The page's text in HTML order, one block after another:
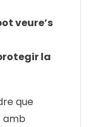
veure’s
la
que
amb